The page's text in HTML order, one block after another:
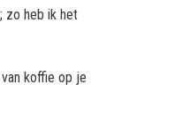
zo heb ik het
koffie op je